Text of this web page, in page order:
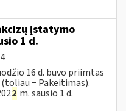
įstatymo
1 d.
16 d. buvo priimtas
− Pakeitimas).
2 m. sausio 1 d.